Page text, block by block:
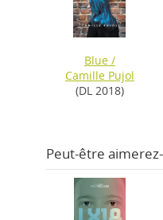
Blue/
Camille Pujol
(DL 2018)
Peut-être